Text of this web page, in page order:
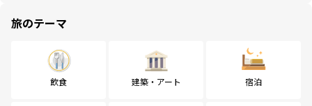
旅のテーマ
飲食 建築・アート 宿泊